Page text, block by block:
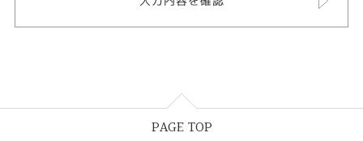
PAGE TOP